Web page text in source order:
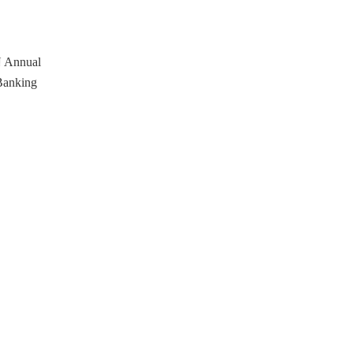
Annual